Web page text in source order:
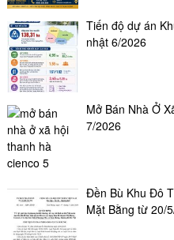
Tiến độ dự án
nhật 6/2026
Mở Bán Nhà Ở
7/2026
Đền Bù Khu Đô
Mặt Bằng từ 20/